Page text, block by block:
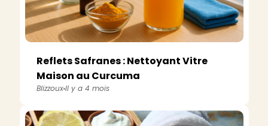
Reflets Safranes : Nettoyant Vitre
Maison au Curcuma
BlizzouxIl y a 4 mois